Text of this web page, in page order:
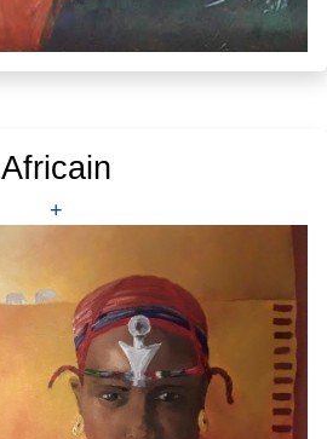
Africain
+